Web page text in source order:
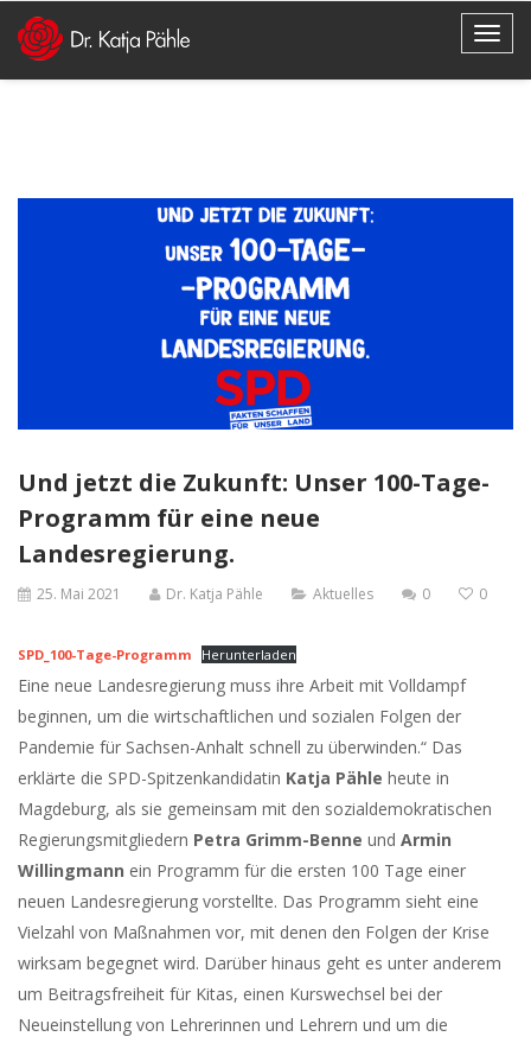
Und jetzt die Zukunft: Unser 100-Tage-
Programm für eine neue
Landesregierung.
25. Mai 2021 Dr. Katja Pähle Aktuelles 0 0
SPD_100-Tage-Programm Herunterladen
Eine neue Landesregierung muss ihre Arbeit mit Volldampf
beginnen, um die wirtschaftlichen und sozialen Folgen der
Pandemie für Sachsen-Anhalt schnell zu überwinden.“ Das
erklärte die SPD-Spitzenkandidatin Katja Pähle heute in
Magdeburg, als sie gemeinsam mit den sozialdemokratischen
Regierungsmitgliedern Petra Grimm-Benne und Armin
Willingmann ein Programm für die ersten 100 Tage einer
neuen Landesregierung vorstellte. Das Programm sieht eine
Vielzahl von Maßnahmen vor, mit denen den Folgen der Krise
wirksam begegnet wird. Darüber hinaus geht es unter anderem
um Beitragsfreiheit für Kitas, einen Kurswechsel bei der
Neueinstellung von Lehrerinnen und Lehrern und um die